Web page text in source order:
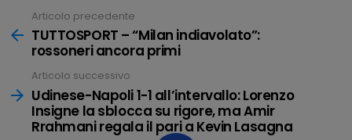
Leggi
tutto
Articolo precedente
TUTTOSPORT – “Milan indiavolato”:
rossoneri ancora primi
Articolo successivo
Udinese-Napoli 1-1 all’intervallo: Lorenzo
Insigne la sblocca su rigore, ma Amir
Rrahmani regala il pari a Kevin Lasagna